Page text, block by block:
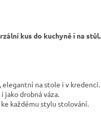
kus do kuchyně i na stůl.
elegantní na stole i v kredenci.
jako drobná váza.
každému stylu stolování.